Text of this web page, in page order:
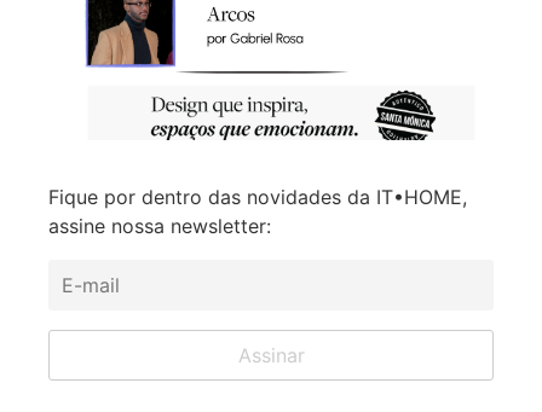
Fique por dentro das novidades da IT•HOME,
assine nossa newsletter: